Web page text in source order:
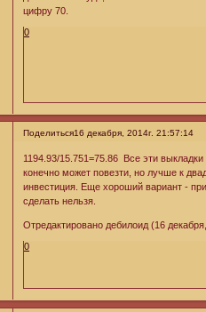
цифру 70.
0
Поделиться16 декабря, 2014г. 21:57:14
1194.93/15.751=75.86 Все эти
конечно может повезти, но лучше к
инвестиция. Еще хороший вариант -
сделать нельзя.
Отредактировано дебилоид (16
0